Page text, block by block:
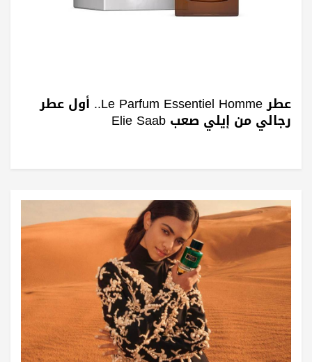
عطر Le Parfum Essentiel Homme.. أول عطر
رجالي من إيلي صعب Elie Saab